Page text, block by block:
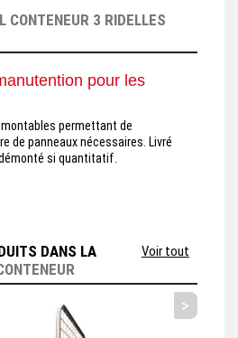
CONTENEUR 3 RIDELLES
pour les
permettant de
de panneaux nécessaires. Livré
si quantitatif.
DANS LA
Voir tout
>